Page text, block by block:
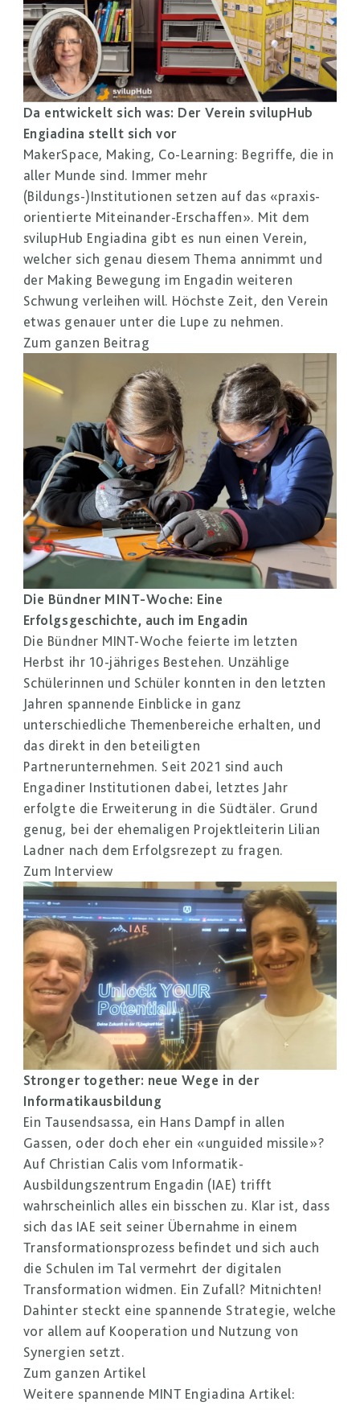
Da entwickelt sich was: Der Verein svilupHub
Engiadina stellt sich vor
MakerSpace, Making, Co-Learning: Begriffe, die in
aller Munde sind. Immer mehr
(Bildungs-)Institutionen setzen auf das «praxis-
orientierte Miteinander-Erschaffen». Mit dem
svilupHub Engiadina gibt es nun einen Verein,
welcher sich genau diesem Thema annimmt und
der Making Bewegung im Engadin weiteren
Schwung verleihen will. Höchste Zeit, den Verein
etwas genauer unter die Lupe zu nehmen.
Zum ganzen Beitrag
Die Bündner MINT-Woche: Eine
Erfolgsgeschichte, auch im Engadin
Die Bündner MINT-Woche feierte im letzten
Herbst ihr 10-jähriges Bestehen. Unzählige
Schülerinnen und Schüler konnten in den letzten
Jahren spannende Einblicke in ganz
unterschiedliche Themenbereiche erhalten, und
das direkt in den beteiligten
Partnerunternehmen. Seit 2021 sind auch
Engadiner Institutionen dabei, letztes Jahr
erfolgte die Erweiterung in die Südtäler. Grund
genug, bei der ehemaligen Projektleiterin Lilian
Ladner nach dem Erfolgsrezept zu fragen.
Zum Interview
Stronger together: neue Wege in der
Informatikausbildung
Ein Tausendsassa, ein Hans Dampf in allen
Gassen, oder doch eher ein «unguided missile»?
Auf Christian Calis vom Informatik-
Ausbildungszentrum Engadin (IAE) trifft
wahrscheinlich alles ein bisschen zu. Klar ist, dass
sich das IAE seit seiner Übernahme in einem
Transformationsprozess befindet und sich auch
die Schulen im Tal vermehrt der digitalen
Transformation widmen. Ein Zufall? Mitnichten!
Dahinter steckt eine spannende Strategie, welche
vor allem auf Kooperation und Nutzung von
Synergien setzt.
Zum ganzen Artikel
Weitere spannende MINT Engiadina Artikel: